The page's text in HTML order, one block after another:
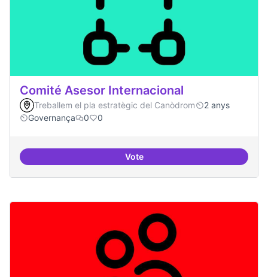
Comité Asesor Internacional
Treballem el pla estratègic del Canòdrom
2 anys
Governança
0 0
VoteComité Asesor Internacional